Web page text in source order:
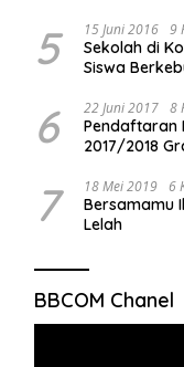
5 15 Juni 2016 9
Sekolah di
Siswa
6 22 Juni 2017 8
Pendaftaran
2017/2018
7 18 Mei 2019 6
Bersamamu
Lelah
BBCOM Chanel